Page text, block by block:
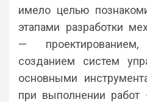
имело целью
этапами разработки
— проектированием,
созданием систем
основными
при выполнении работ